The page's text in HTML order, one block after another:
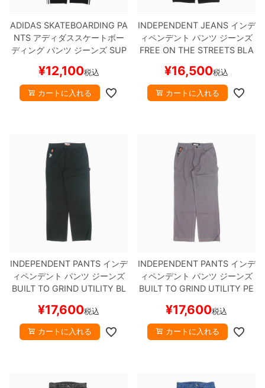
ADIDAS SKATEBOARDING PA
NTSアディダススケートボー
ディングパンツ ジーンズSUP
ケートボード スケボー
¥12,100税込
カートに入れる
INDEPENDENT JEANSインデ
ィペンデント パンツ ジーンズ
FREE ON THE STREETSBLA
¥16,500税込
カートに入れる
INDEPENDENT PANTSインデ
ィペンデント パンツ ジーンズ
BUILT TO GRIND UTILITY BL
¥17,600税込
カートに入れる
INDEPENDENT PANTSインデ
ィペンデント パンツ ジーンズ
BUILT TO GRIND UTILITY PE
ー
¥17,600税込
カートに入れる